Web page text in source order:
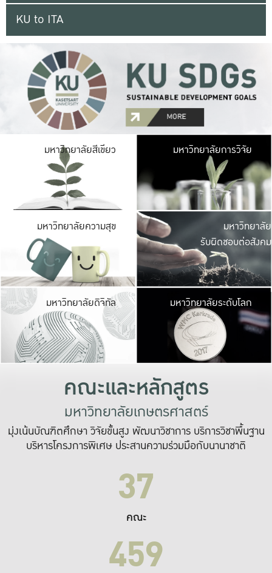
KU to ITA
มหาวิทยาลัยสีเขียว มหาวิ
มีพื้นที่เขียวสดใส
เป็นป่าในเมือง เกษต
มหาวิทยาลัยการวิจัย
มหาวิทยาลัยความสุข มหาวิ
ค
เปิดประ
และพบเรื่องราวใ
มหาวิทยาลัย
รับผิดชอบต่อสังคม
มหาวิทยาลัยดิจิทัล มหาวิ
เปลี่ยนแปลง แล
เพื่อทำง
ระบบสารสนเทศ
มหาวิทยาลัยระดับโลก
คณะและหลักสูตร
มหาวิทยาลัยเกษตรศาสตร์
มุ่งเน้นบัณฑิตศึกษา วิจัยขั้นสูง พัฒนาวิชาการ บริการวิชาพื้นฐาน
บริหารโครงการพิเศษ ประสานความร่วมมือกับนานาชาติ
37
คณะ
459